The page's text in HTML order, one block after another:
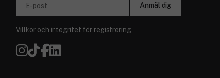
E-post Anmäl dig
Villkor och integritet för registrering